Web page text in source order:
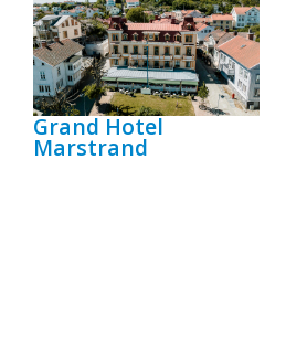
Grand Hotel
Marstrand